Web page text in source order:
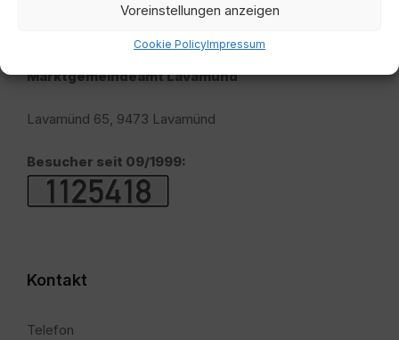
Voreinstellungen anzeigen
Cookie PolicyImpressum
Marktgemeindeamt Lavamünd
Lavamünd 65, 9473 Lavamünd
Besucher seit 09/1999:
Kontakt
Telefon